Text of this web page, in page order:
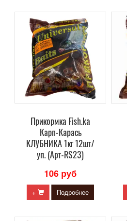
Прикормка Fish.ka
Карп-Карась
КЛУБНИКА 1кг 12шт/
уп. (Арт-RS23)
106 руб
+ Подробнее